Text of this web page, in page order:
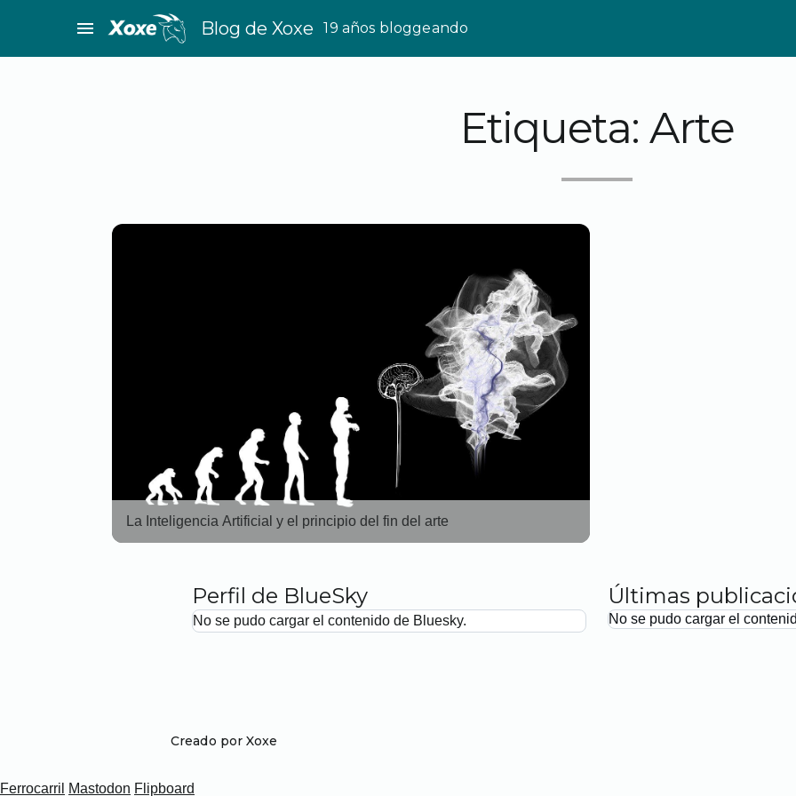
menu Blog de Xoxe 19 años bloggeando
Etiqueta: Arte
La Inteligencia Artificial y el principio del fin del arte
Perfil de BlueSky
No se pudo cargar el contenido de Bluesky.
Últimas
No se pudo cargar el
Creado por Xoxe
Ferrocarril Mastodon Flipboard